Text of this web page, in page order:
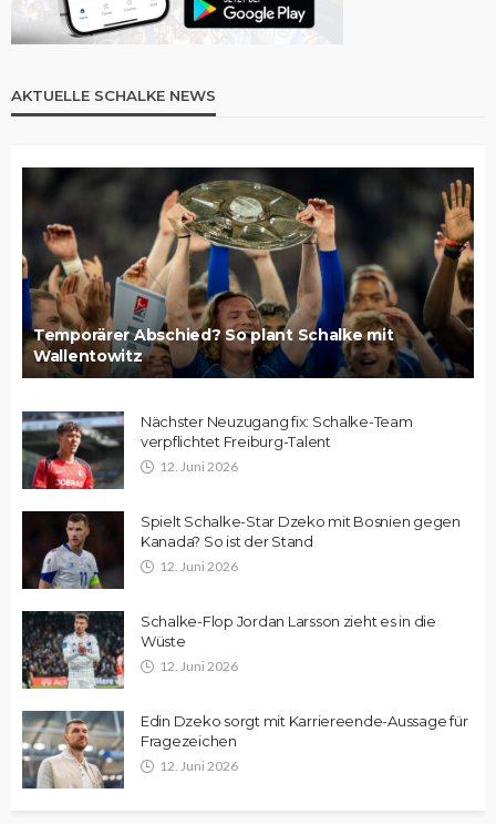
AKTUELLE SCHALKE NEWS
Temporärer Abschied? So plant Schalke mit
Wallentowitz
Nächster Neuzugang fix: Schalke-Team
verpflichtet Freiburg-Talent
12. Juni 2026
Spielt Schalke-Star Dzeko mit Bosnien gegen
Kanada? So ist der Stand
12. Juni 2026
Schalke-Flop Jordan Larsson zieht es in die
Wüste
12. Juni 2026
Edin Dzeko sorgt mit Karriereende-Aussage für
Fragezeichen
12. Juni 2026